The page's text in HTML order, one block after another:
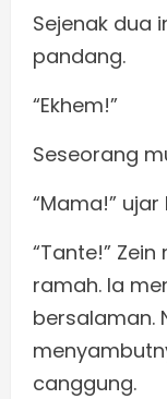
Sejenak dua
pandang.
“Ekhem!”
Seseorang
“Mama!” ujar
“Tante!”
ramah. Ia
bersalaman.
canggung.